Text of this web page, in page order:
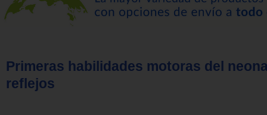
Primeras habilidades motoras del
reflejos